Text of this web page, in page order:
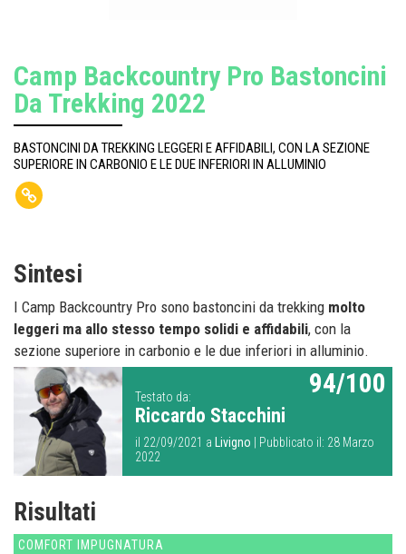
Camp Backcountry Pro Bastoncini
Da Trekking 2022
BASTONCINI DA TREKKING LEGGERI E AFFIDABILI, CON LA SEZIONE
SUPERIORE IN CARBONIO E LE DUE INFERIORI IN ALLUMINIO
Sintesi
I Camp Backcountry Pro sono bastoncini da trekking molto
leggeri ma allo stesso tempo solidi e affidabili, con la
sezione superiore in carbonio e le due inferiori in alluminio.
Testato da:
Riccardo Stacchini
il 22/09/2021 a Livigno | Pubblicato il: 28 Marzo
2022
94/100
Risultati
COMFORT IMPUGNATURA